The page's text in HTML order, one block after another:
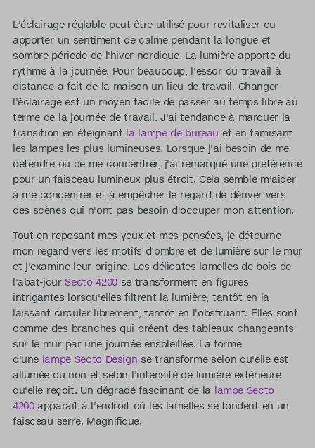
L'éclairage réglable peut être utilisé pour revitaliser ou
apporter un sentiment de calme pendant la longue et
sombre période de l'hiver nordique. La lumière apporte du
rythme à la journée. Pour beaucoup, l'essor du travail à
distance a fait de la maison un lieu de travail. Changer
l'éclairage est un moyen facile de passer au temps libre au
terme de la journée de travail. J'ai tendance à marquer la
transition en éteignant la lampe de bureau et en tamisant
les lampes les plus lumineuses. Lorsque j'ai besoin de me
détendre ou de me concentrer, j'ai remarqué une préférence
pour un faisceau lumineux plus étroit. Cela semble m'aider
à me concentrer et à empêcher le regard de dériver vers
des scènes qui n'ont pas besoin d'occuper mon attention.
Tout en reposant mes yeux et mes pensées, je détourne
mon regard vers les motifs d'ombre et de lumière sur le mur
et j'examine leur origine. Les délicates lamelles de bois de
l'abat-jourSecto 4200se transforment en figures
intrigantes lorsqu'elles filtrent la lumière, tantôt en la
laissant circuler librement, tantôt en l'obstruant. Elles sont
comme des branches qui créent des tableaux changeants
sur le mur par une journée ensoleillée. La forme
d'une lampe Secto Design se transforme selon qu'elle est
allumée ou non et selon l'intensité de lumière extérieure
qu'elle reçoit. Un dégradé fascinant de la lampe Secto
4200apparaît à l'endroit où les lamelles se fondent en un
faisceau serré. Magnifique.